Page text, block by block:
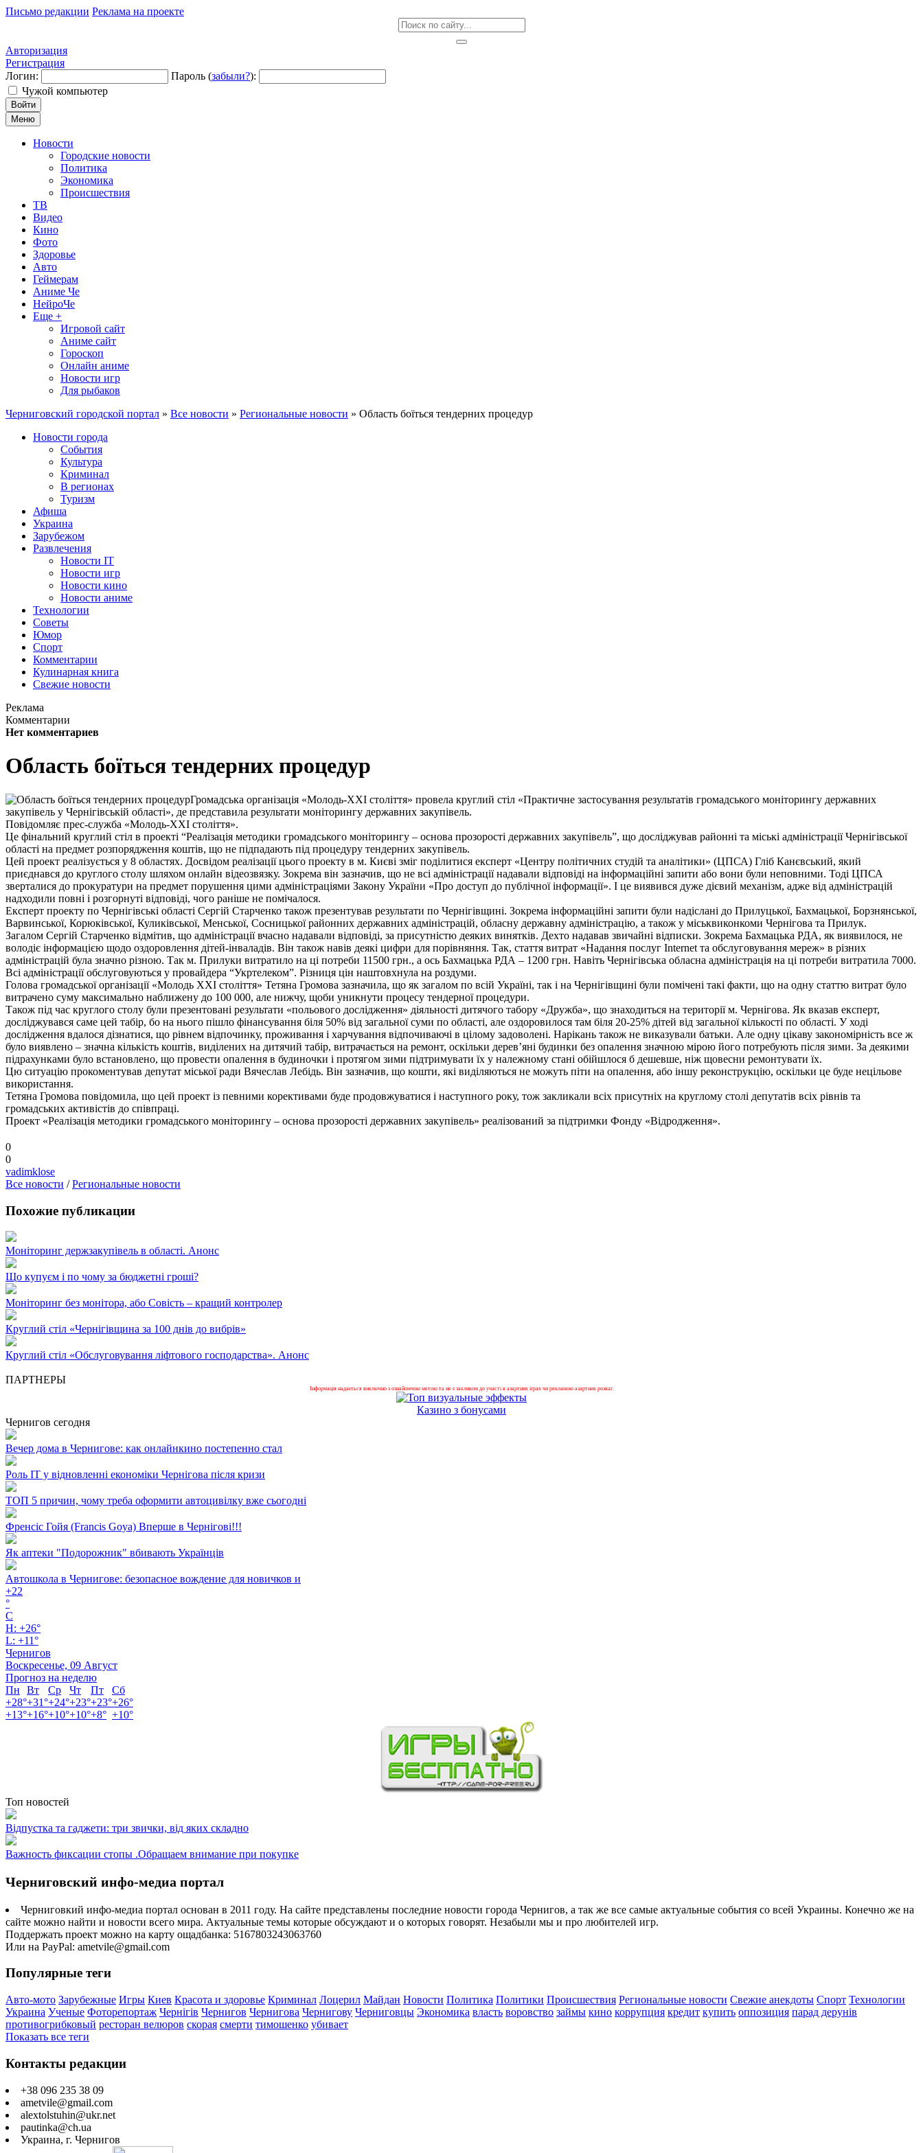
Письмо редакции Реклама на проекте
Авторизация
Регистрация
Логин:
Пароль (забыли?):
Чужой компьютер
Войти
Меню
Новости
Городские новости
Политика
Экономика
Происшествия
ТВ
Видео
Кино
Фото
Здоровье
Авто
Геймерам
Аниме Че
НейроЧе
Еще +
Игровой сайт
Аниме сайт
Гороскоп
Онлайн аниме
Новости игр
Для рыбаков
Черниговский городской портал » Все новости » Региональные новости » Область боїться тендерних процедур
Новости города
События
Культура
Криминал
В регионах
Туризм
Афиша
Украина
Зарубежом
Развлечения
Новости IT
Новости игр
Новости кино
Новости аниме
Технологии
Советы
Юмор
Спорт
Комментарии
Кулинарная книга
Свежие новости
Реклама
Комментарии
Нет комментариев
Область боїться тендерних процедур
Громадська організація «Молодь-ХХІ століття» провела круглий стіл «Практичне застосування результатів громадського моніторингу державних
закупівель у Чернігівській області», де представила результати моніторингу державних закупівель.
Повідомляє прес-служба «Молодь-ХХІ століття».
Це фінальний круглий стіл в проекті “Реалізація методики громадського моніторингу – основа прозорості державних закупівель”, що досліджував районні та міські адміністрації Чернігівської
області на предмет розпорядження коштів, що не підпадають під процедуру тендерних закупівель.
Цей проект реалізується у 8 областях. Досвідом реалізації цього проекту в м. Києві зміг поділитися експерт «Центру політичних студій та аналітики» (ЦПСА) Гліб Канєвський, який
приєднався до круглого столу шляхом онлайн відеозвязку. Зокрема він зазначив, що не всі адміністрації надавали відповіді на інформаційні запити або вони були неповними. Тоді ЦПСА
зверталися до прокуратури на предмет порушення цими адміністраціями Закону України «Про доступ до публічної інформації». І це виявився дуже дієвий механізм, адже від адміністрацій
надходили повні і розгорнуті відповіді, чого раніше не помічалося.
Експерт проекту по Чернігівські області Сергій Старченко також презентував результати по Чернігівщині. Зокрема інформаційні запити були надіслані до Прилуцької, Бахмацької, Борзнянської,
Варвинської, Корюківської, Куликівської, Менської, Сосницької районних державних адміністрацій, обласну державну адміністрацію, а також у міськвиконкоми Чернігова та Прилук.
Загалом Сергій Старченко відмітив, що адміністрації вчасно надавали відповіді, за присутністю деяких винятків. Дехто надавав звичайні відписки. Зокрема Бахмацька РДА, як виявилося, не
володіє інформацією щодо оздоровлення дітей-інваладів. Він також навів деякі цифри для порівняння. Так, стаття витрат «Надання послуг Internet та обслуговування мереж» в різних
адміністрацій була значно різною. Так м. Прилуки витратило на ці потреби 11500 грн., а ось Бахмацька РДА – 1200 грн. Навіть Чернігівська обласна адміністрація на ці потреби витратила 7000.
Всі адміністрації обслуговуються у провайдера “Укртелеком”. Різниця цін наштовхнула на роздуми.
Голова громадської організації «Молодь ХХІ століття» Тетяна Громова зазначила, що як загалом по всій Україні, так і на Чернігівщині були помічені такі факти, що на одну статтю витрат було
витрачено суму максимально наближену до 100 000, але нижчу, щоби уникнути процесу тендерної процедури.
Також під час круглого столу були презентовані результати «польового дослідження» діяльності дитячого табору «Дружба», що знаходиться на території м. Чернігова. Як вказав експерт,
досліджувався саме цей табір, бо на нього пішло фінансування біля 50% від загальної суми по області, але оздоровилося там біля 20-25% дітей від загальної кількості по області. У ході
дослідження вдалося дізнатися, що рівнем відпочинку, проживання і харчування відпочиваючі в цілому задоволені. Нарікань також не виказували батьки. Але одну цікаву закономірність все ж
було виявлено – значна кількість коштів, виділених на дитячий табір, витрачається на ремонт, оскільки дерев’яні будинки без опалення значною мірою його потребують після зими. За деякими
підрахунками було встановлено, що провести опалення в будиночки і протягом зими підтримувати їх у належному стані обійшлося б дешевше, ніж щовесни ремонтувати їх.
Цю ситуацію прокоментував депутат міської ради Вячеслав Лебідь. Він зазначив, що кошти, які виділяються не можуть піти на опалення, або іншу реконструкцію, оскільки це буде нецільове
використання.
Тетяна Громова повідомила, що цей проект із певними корективами буде продовжуватися і наступного року, тож закликали всіх присутніх на круглому столі депутатів всіх рівнів та
громадських активістів до співпраці.
Проект «Реалізація методики громадського моніторингу – основа прозорості державних закупівель» реалізований за підтримки Фонду «Відродження».
0
0
vadimklose
Все новости /Региональные новости
Похожие публикации
Моніторинг держзакупівель в області. Анонс
Що купуєм і по чому за бюджетні гроші?
Моніторинг без монітора, або Совість – кращий контролер
Круглий стіл «Чернігівщина за 100 днів до вибрів»
Круглий стіл «Обслуговування ліфтового господарства». Анонс
ПАРТНЕРЫ
Інформація надається виключно з ознайомчою метою та не є закликом до участі в азартних іграх чи рекламою азартних розваг.
Казино з бонусами
Чернигов сегодня
Вечер дома в Чернигове: как онлайнкино постепенно стал
Роль ІТ у відновленні економіки Чернігова після кризи
ТОП 5 причин, чому треба оформити автоцивілку вже сьогодні
Френсіс Гойя (Francis Goya) Вперше в Чернігові!!!
Як аптеки "Подорожник" вбивають Українців
Автошкола в Чернигове: безопасное вождение для новичков и
+22
°
C
H: +26°
L: +11°
Чернигов
Воскресенье, 09 Август
Прогноз на неделю
Пн
Вт Ср Чт Пт
Сб
+28°+31°+24°+23°+23°+26°
+13°+16°+10°+10°+8° +10°
Топ новостей
Відпустка та гаджети: три звички, від яких складно
Важность фиксации стопы .Обращаем внимание при покупке
Черниговский инфо-медиа портал
Черниговкий инфо-медиа портал основан в 2011 году. На сайте представлены последние новости города Чернигов, а так же все самые актуальные события со всей Украины. Конечно же на
сайте можно найти и новости всего мира. Актуальные темы которые обсуждают и о которых говорят. Незабыли мы и про любителей игр.
Поддержать проект можно на карту ощадбанка: 5167803243063760
Или на PayPal: ametvile@gmail.com
Популярные теги
Авто-мото Зарубежные Игры Киев Красота и здоровье Криминал Лоцерил Майдан Новости Политика Политики Происшествия Региональные новости Свежие анекдоты Спорт Технологии
Украина Ученые Фоторепортаж Чернігів Чернигов Чернигова Чернигову Черниговцы Экономика власть воровство займы кино коррупция кредит купить оппозиция парад дерунів
противогрибковый ресторан велюров скорая смерти тимошенко убивает
Показать все теги
Контакты редакции
+38 096 235 38 09
ametvile@gmail.com
alextolstuhin@ukr.net
pautinka@ch.ua
Украина, г. Чернигов